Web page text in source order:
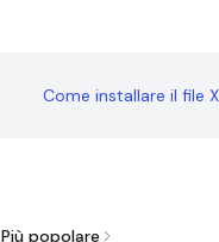
Come installare il file
Più popolare